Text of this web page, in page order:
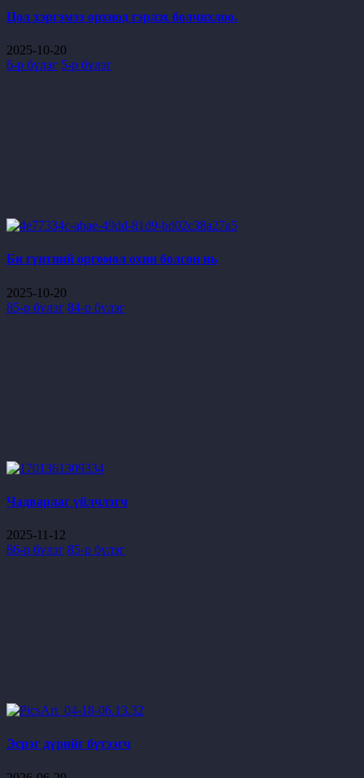
Цол хэргэмээ орхиод гэрлэх болчихлоо.
2025-10-20
6-р бүлэг 5-р бүлэг
Би гүнтний өргөмөл охин болсон нь
2025-10-20
85-р бүлэг 84-р бүлэг
Чадварлаг үйлчлэгч
2025-11-12
86-р бүлэг 85-р бүлэг
Эсрэг дүрийг бүтээгч